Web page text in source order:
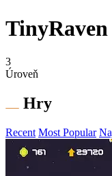
TinyRaven
3
Úroveň
Hry
Recent Most Popular